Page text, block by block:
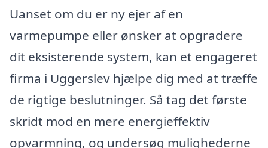
Uanset om du er ny ejer af en
varmepumpe eller ønsker at opgradere
dit eksisterende system, kan et engageret
firma i Uggerslev hjælpe dig med at træffe
de rigtige beslutninger. Så tag det første
skridt mod en mere energieffektiv
opvarmning, og undersøg mulighederne